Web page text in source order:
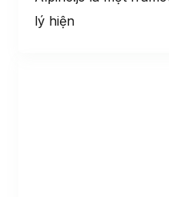
lý hiện